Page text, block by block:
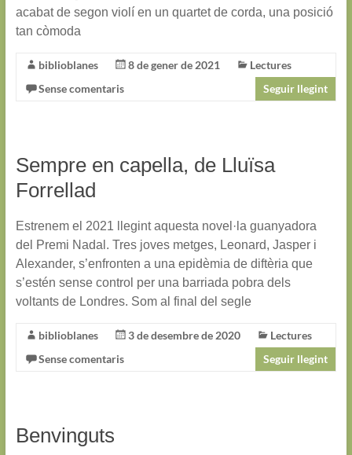
acabat de segon violí en un quartet de corda, una posició
tan còmoda
biblioblanes 8 de gener de 2021
Lectures
Sense comentaris
Seguir llegint
Sempre en capella, de Lluïsa
Forrellad
Estrenem el 2021 llegint aquesta novel·la guanyadora
del Premi Nadal. Tres joves metges, Leonard, Jasper i
Alexander, s’enfronten a una epidèmia de diftèria que
s’estén sense control per una barriada pobra dels
voltants de Londres. Som al final del segle
biblioblanes 3 de desembre de 2020
Lectures
Sense comentaris
Seguir llegint
Benvinguts